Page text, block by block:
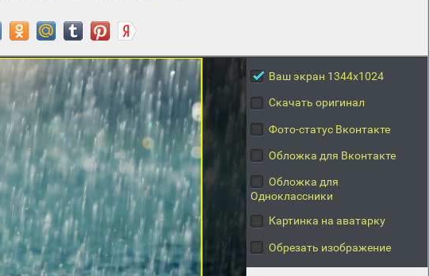
Ваш экран 1344x1024
Скачать оригинал
Фото-статус Вконтакте
Обложка для Вконтакте
Обложка для
Одноклассники
Картинка на аватарку
Обрезать изображение